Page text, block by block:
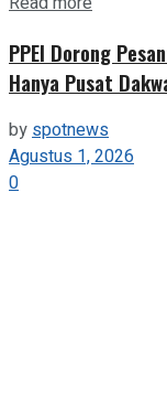
PPEI Dorong
Hanya Pusat
byspotnews
Agustus 1, 2026
0